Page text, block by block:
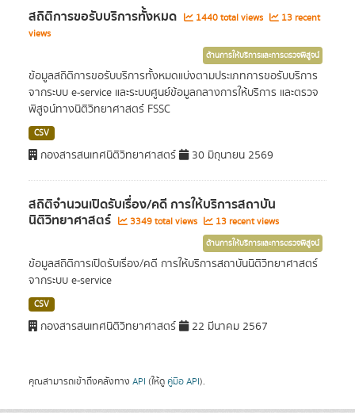
สถิติการขอรับบริการทั้งหมด 1440 total views
13 recent
views
ด้านการให้บริการและการตรวจพิสูจน์
ข้อมูลสถิติการขอรับบริการทั้งหมดแบ่งตามประเภทการขอรับบริการ
จากระบบ e-service และระบบศูนย์ข้อมูลกลางการให้บริการ และตรวจ
พิสูจน์ทางนิติวิทยาศาสตร์ FSSC
CSV
กองสารสนเทศนิติวิทยาศาสตร์ 30 มิถุนายน 2569
สถิติจำนวนเปิดรับเรื่อง/คดี การให้บริการสถาบัน
นิติวิทยาศาสตร์ 3349 total views 13 recent views
ด้านการให้บริการและการตรวจพิสูจน์
ข้อมูลสถิติการเปิดรับเรื่อง/คดี การให้บริการสถาบันนิติวิทยาศาสตร์
จากระบบ e-service
CSV
กองสารสนเทศนิติวิทยาศาสตร์ 22 มีนาคม 2567
คุณสามารถเข้าถึงคลังทาง API (ให้ดู คู่มือ API).